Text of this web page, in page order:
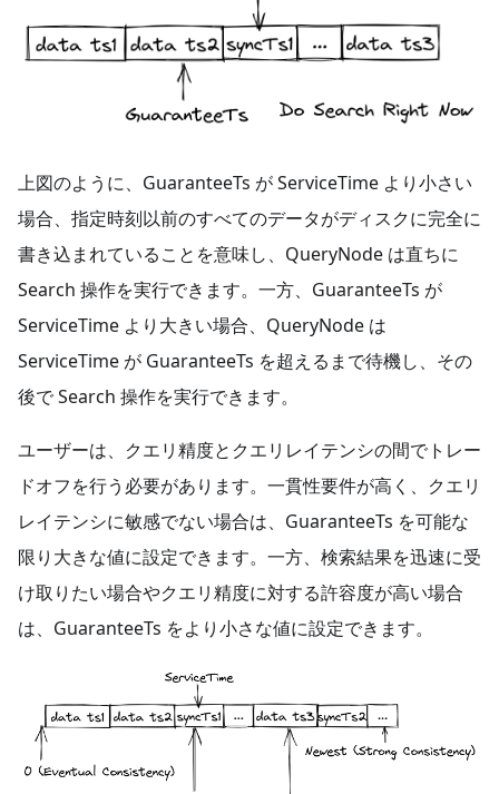
上図のように、GuaranteeTs が ServiceTime より小さい
場合、指定時刻以前のすべてのデータがディスクに完全に
書き込まれていることを意味し、QueryNode は直ちに
Search 操作を実行できます。一方、GuaranteeTs が
ServiceTime より大きい場合、QueryNode は
ServiceTime が GuaranteeTs を超えるまで待機し、その
後で Search 操作を実行できます。
ユーザーは、クエリ精度とクエリレイテンシの間でトレー
ドオフを行う必要があります。一貫性要件が高く、クエリ
レイテンシに敏感でない場合は、GuaranteeTs を可能な
限り大きな値に設定できます。一方、検索結果を迅速に受
け取りたい場合やクエリ精度に対する許容度が高い場合
は、GuaranteeTs をより小さな値に設定できます。